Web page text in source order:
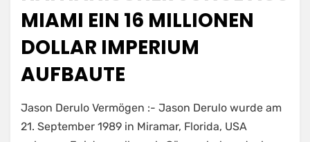
MIAMI EIN 16 MILLIONEN
DOLLAR IMPERIUM
AUFBAUTE
Jason Derulo Vermögen :- Jason Derulo wurde am
21. September 1989 in Miramar, Florida, USA